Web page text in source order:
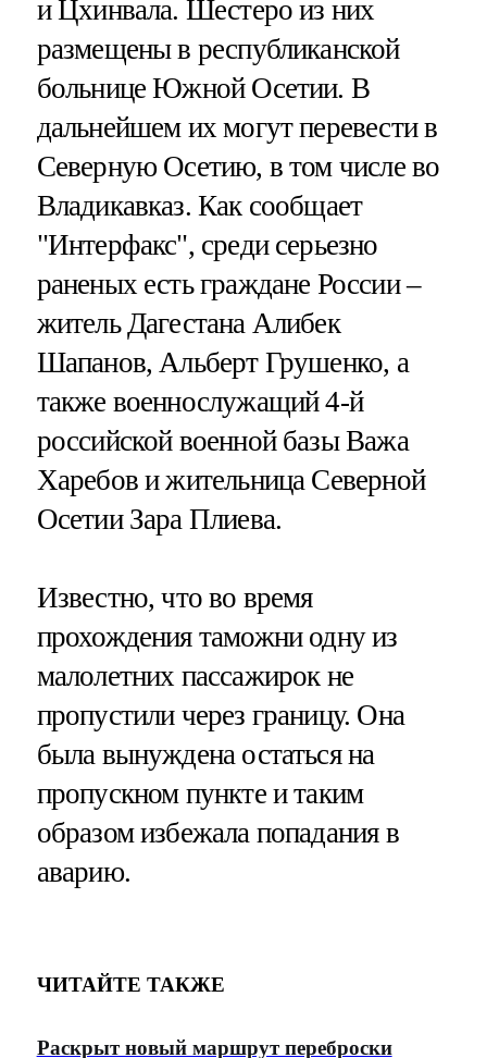
и Цхинвала. Шестеро из них
размещены в республиканской
больнице Южной Осетии. В
дальнейшем их могут перевести в
Северную Осетию, в том числе во
Владикавказ. Как сообщает
"Интерфакс", среди серьезно
раненых есть граждане России –
житель Дагестана Алибек
Шапанов, Альберт Грушенко, а
также военнослужащий 4-й
российской военной базы Важа
Харебов и жительница Северной
Осетии Зара Плиева.
Известно, что во время
прохождения таможни одну из
малолетних пассажирок не
пропустили через границу. Она
была вынуждена остаться на
пропускном пункте и таким
образом избежала попадания в
аварию.
ЧИТАЙТЕ ТАКЖЕ
Раскрыт новый маршрут переброски